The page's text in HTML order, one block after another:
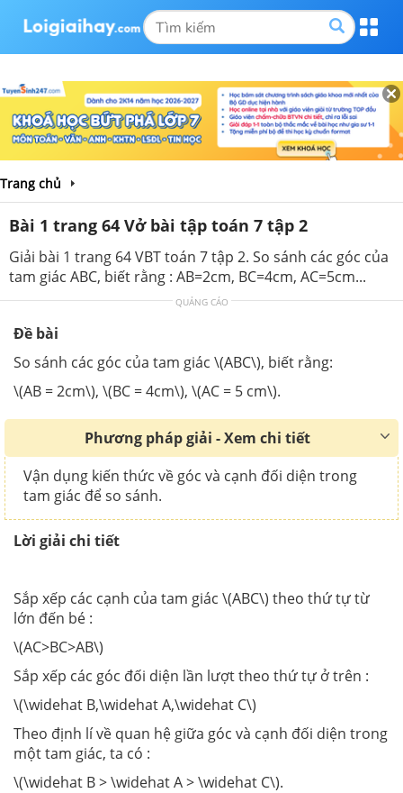
Trang chủ
Bài 1 trang 64 Vở bài tập toán 7 tập 2
Giải bài 1 trang 64 VBT toán 7 tập 2. So sánh các góc của
tam giác ABC, biết rằng : AB=2cm, BC=4cm, AC=5cm...
QUẢNG CÁO
Đề bài
So sánh các góc của tam giác \(ABC\), biết rằng:
\(AB = 2cm\), \(BC = 4cm\), \(AC = 5 cm\).
Phương pháp giải - Xem chi tiết
Vận dụng kiến thức về góc và cạnh đối diện trong
tam giác để so sánh.
Lời giải chi tiết
Sắp xếp các cạnh của tam giác \(ABC\) theo thứ tự từ
lớn đến bé :
\(AC>BC>AB\)
Sắp xếp các góc đối diện lần lượt theo thứ tự ở trên :
\(\widehat B,\widehat A,\widehat C\)
Theo định lí về quan hệ giữa góc và cạnh đối diện trong
một tam giác, ta có :
\(\widehat B > \widehat A > \widehat C\).